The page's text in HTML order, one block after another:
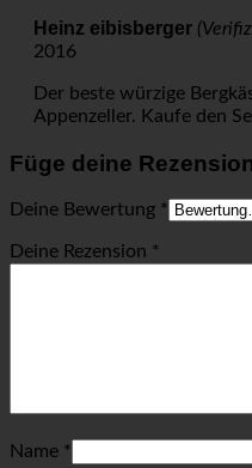
Heinz eibisberger
2016
Der beste würzige
Appenzeller. Kaufe den
Füge deine
Deine Bewertung *
Deine Rezension *
Name *